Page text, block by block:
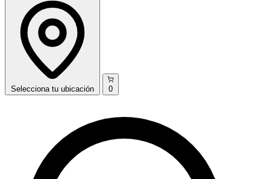
Selecciona tu ubicación 0